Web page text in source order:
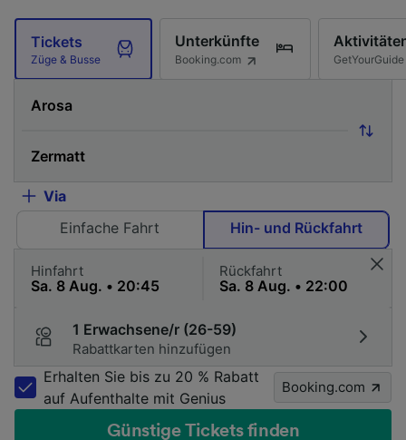
Tickets
Züge & Busse
Unterkünfte
Booking.com GetYourGuide
Via
Einfache Fahrt
Hin- und Rückfahrt
Hinfahrt Rückfahrt
1 Erwachsene/r (26-59)
Rabattkarten hinzufügen
Erhalten Sie bis zu 20 % Rabatt
auf Aufenthalte mit Genius
Booking.com
Günstige Tickets finden